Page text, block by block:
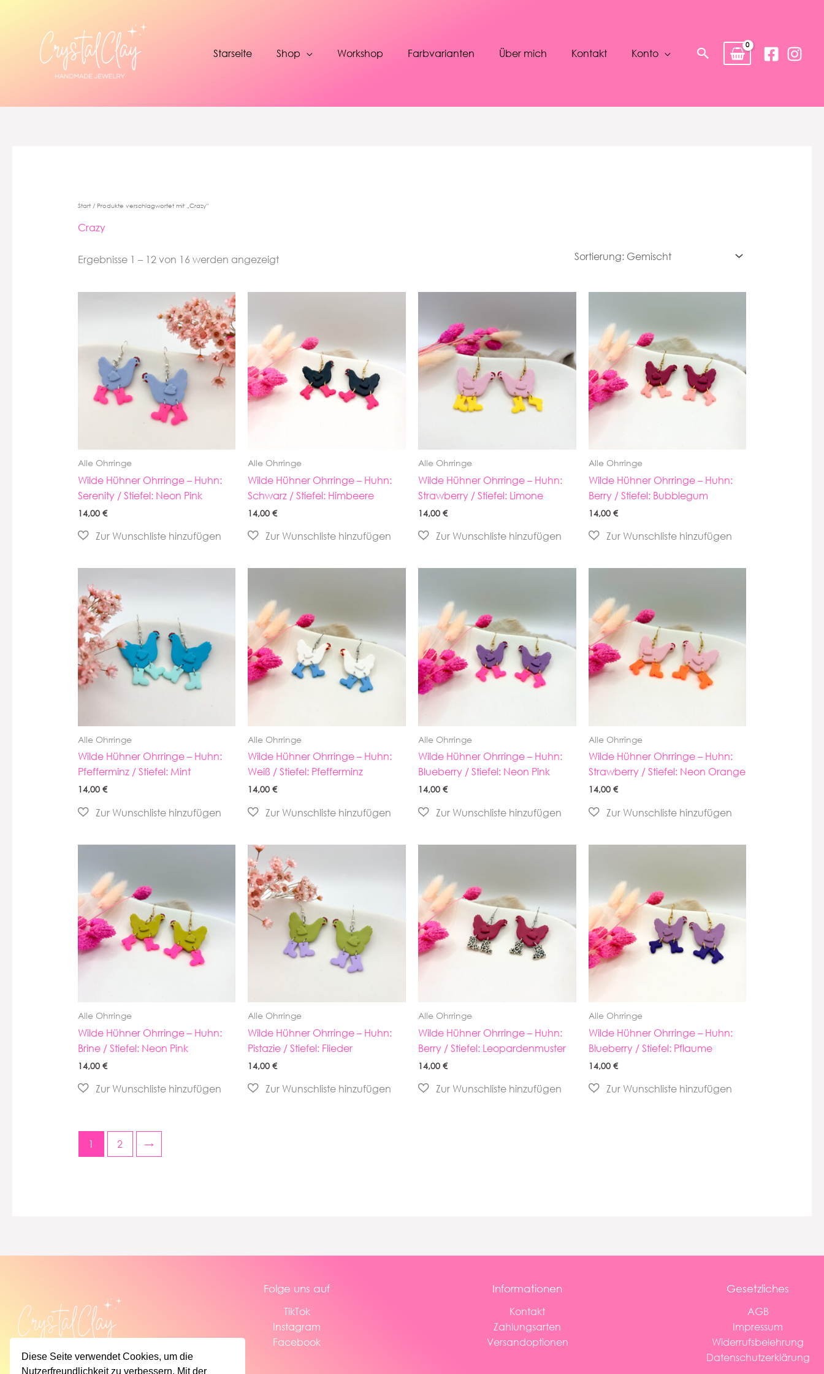
Starseite
Shop Workshop Farbvarianten Über mich Kontakt Konto Suchen
Start/ Produkte verschlagwortet mit „Crazy“
Crazy
Ergebnisse 1 – 12 von 16 werden angezeigt
Alle Ohrringe
Wilde Hühner Ohrringe – Huhn:
Serenity / Stiefel: Neon Pink
14,00 €
Alle Ohrringe
Wilde Hühner Ohrringe – Huhn:
Schwarz / Stiefel: Himbeere
14,00€
Alle Ohrringe
Wilde Hühner Ohrringe – Huhn:
Strawberry / Stiefel: Limone
14,00 €
Alle Ohrringe
Wilde Hühner Ohrringe – Huhn:
Berry / Stiefel: Bubblegum
14,00 €
Alle Ohrringe
Wilde Hühner Ohrringe – Huhn:
Pfefferminz / Stiefel: Mint
14,00 €
Alle Ohrringe
Wilde Hühner Ohrringe – Huhn:
Weiß / Stiefel: Pfefferminz
14,00€
Alle Ohrringe
Wilde Hühner Ohrringe – Huhn:
Blueberry / Stiefel: Neon Pink
14,00 €
Alle Ohrringe
Wilde Hühner Ohrringe – Huhn:
Strawberry / Stiefel: Neon Orange
14,00 €
Alle Ohrringe
Wilde Hühner Ohrringe – Huhn:
Brine / Stiefel: Neon Pink
14,00 €
Alle Ohrringe
Wilde Hühner Ohrringe – Huhn:
Pistazie / Stiefel: Flieder
14,00€
Alle Ohrringe
Wilde Hühner Ohrringe – Huhn:
Berry / Stiefel: Leopardenmuster
14,00 €
Alle Ohrringe
Wilde Hühner Ohrringe – Huhn:
Blueberry / Stiefel: Pflaume
14,00 €
1 2 →
Folge uns auf
TikTok
Instagram
Facebook
Informationen
Kontakt
Zahlungsarten
Versandoptionen
Gesetzliches
AGB
Impressum
Widerrufsbelehrung
Datenschutzerklärung
Diese Seite verwendet Cookies, um die
Nutzerfreundlichkeit zu verbessern. Mit der